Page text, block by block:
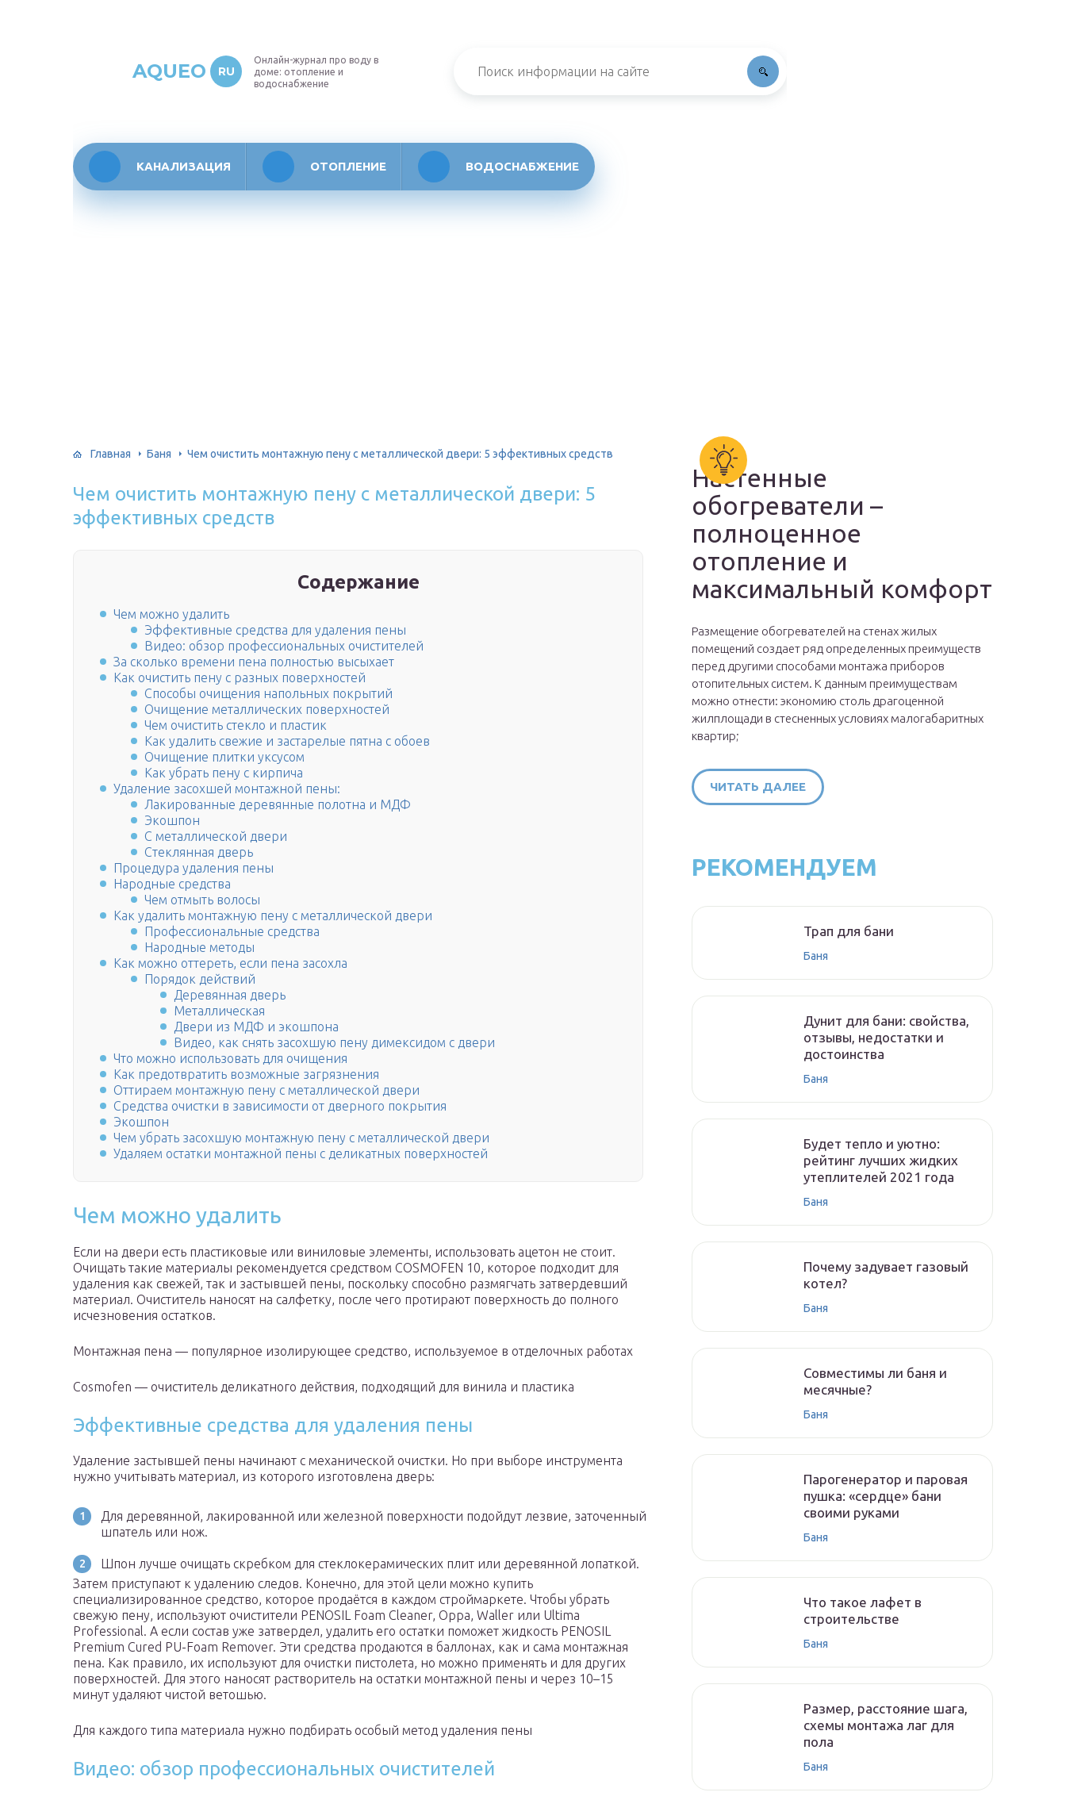
AQUEO RU
Онлайн-журнал про воду в
доме: отопление и
водоснабжение
КАНАЛИЗАЦИЯ ОТОПЛЕНИЕ ВОДОСНАБЖЕНИЕ
Главная Баня Чем очистить монтажную пену с металлической двери: 5 эффективных средств
Чем очистить монтажную пену с металлической двери: 5
эффективных средств
Содержание
Чем можно удалить
Эффективные средства для удаления пены
Видео: обзор профессиональных очистителей
За сколько времени пена полностью высыхает
Как очистить пену с разных поверхностей
Способы очищения напольных покрытий
Очищение металлических поверхностей
Чем очистить стекло и пластик
Как удалить свежие и застарелые пятна с обоев
Очищение плитки уксусом
Как убрать пену с кирпича
Удаление засохшей монтажной пены:
Лакированные деревянные полотна и МДФ
Экошпон
С металлической двери
Стеклянная дверь
Процедура удаления пены
Народные средства
Чем отмыть волосы
Как удалить монтажную пену с металлической двери
Профессиональные средства
Народные методы
Как можно оттереть, если пена засохла
Порядок действий
Деревянная дверь
Металлическая
Двери из МДФ и экошпона
Видео, как снять засохшую пену димексидом с двери
Что можно использовать для очищения
Как предотвратить возможные загрязнения
Оттираем монтажную пену с металлической двери
Средства очистки в зависимости от дверного покрытия
Экошпон
Чем убрать засохшую монтажную пену с металлической двери
Удаляем остатки монтажной пены с деликатных поверхностей
Чем можно удалить
Если на двери есть пластиковые или виниловые элементы, использовать ацетон не стоит.
Очищать такие материалы рекомендуется средством COSMOFEN 10, которое подходит для
удаления как свежей, так и застывшей пены, поскольку способно размягчать затвердевший
материал. Очиститель наносят на салфетку, после чего протирают поверхность до полного
исчезновения остатков.
Монтажная пена — популярное изолирующее средство, используемое в отделочных работах
Cosmofen — очиститель деликатного действия, подходящий для винила и пластика
Эффективные средства для удаления пены
Удаление застывшей пены начинают с механической очистки. Но при выборе инструмента
нужно учитывать материал, из которого изготовлена дверь:
Для деревянной, лакированной или железной поверхности подойдут лезвие, заточенный
шпатель или нож.
Шпон лучше очищать скребком для стеклокерамических плит или деревянной лопаткой.
Затем приступают к удалению следов. Конечно, для этой цели можно купить
специализированное средство, которое продаётся в каждом строймаркете. Чтобы убрать
свежую пену, используют очистители PENOSIL Foam Cleaner, Oppa, Waller или Ultima
Professional. А если состав уже затвердел, удалить его остатки поможет жидкость PENOSIL
Premium Cured PU-Foam Remover. Эти средства продаются в баллонах, как и сама монтажная
пена. Как правило, их используют для очистки пистолета, но можно применять и для других
поверхностей. Для этого наносят растворитель на остатки монтажной пены и через 10–15
минут удаляют чистой ветошью.
Для каждого типа материала нужно подбирать особый метод удаления пены
Видео: обзор профессиональных очистителей
Настенные
обогреватели –
полноценное
отопление и
максимальный комфорт
Размещение обогревателей на стенах жилых
помещений создает ряд определенных преимуществ
перед другими способами монтажа приборов
отопительных систем. К данным преимуществам
можно отнести: экономию столь драгоценной
жилплощади в стесненных условиях малогабаритных
квартир;
ЧИТАТЬ ДАЛЕЕ
РЕКОМЕНДУЕМ
Трап для бани
Баня
Дунит для бани: свойства,
отзывы, недостатки и
достоинства
Баня
Будет тепло и уютно:
рейтинг лучших жидких
утеплителей 2021 года
Баня
Почему задувает газовый
котел?
Баня
Совместимы ли баня и
месячные?
Баня
Парогенератор и паровая
пушка: «сердце» бани
своими руками
Баня
Что такое лафет в
строительстве
Баня
Размер, расстояние шага,
схемы монтажа лаг для
пола
Баня